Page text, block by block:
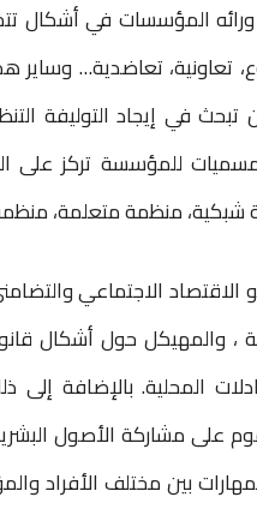
p
e
r
المؤسسات في أشكال
تعاضدية… وساير
في إيجاد التوليفة
للمؤسسة تركز على
منظمة متعلمة،
الاقتصاد الاجتماعي
، والمهيكل حول أشكال
المحلية. بالإضافة
على مشاركة الأصول البشرية
بين مختلف الأفراد